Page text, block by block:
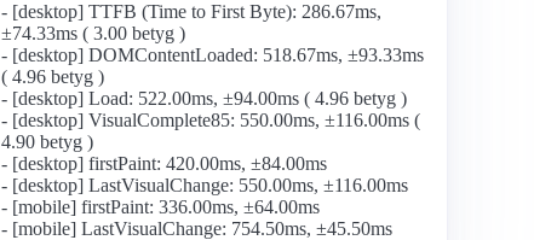
- [desktop] TTFB (Time to First Byte): 286.67ms,
±74.33ms ( 3.00 betyg )
- [desktop] DOMContentLoaded: 518.67ms, ±93.33ms
( 4.96 betyg )
- [desktop] Load: 522.00ms, ±94.00ms ( 4.96 betyg )
- [desktop] VisualComplete85: 550.00ms, ±116.00ms (
4.90 betyg )
- [desktop] firstPaint: 420.00ms, ±84.00ms
- [desktop] LastVisualChange: 550.00ms, ±116.00ms
- [mobile] firstPaint: 336.00ms, ±64.00ms
- [mobile] LastVisualChange: 754.50ms, ±45.50ms